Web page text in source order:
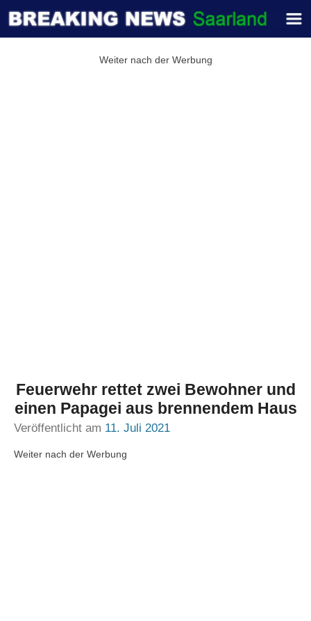
Weiter nach der Werbung
Feuerwehr rettet zwei Bewohner und
einen Papagei aus brennendem Haus
Veröffentlicht am 11. Juli 2021
Weiter nach der Werbung